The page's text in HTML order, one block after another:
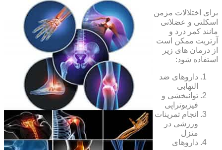
برای اختلالات مزمن
اسکلتی و عضلانی
مانند کمر درد و
آرتریت ممکن است
از درمان های زیر
استفاده شود:
داروهای ضد
التهابی
توانبخشی و
فیزیوتراپی
انجام تمرینات
ورزشی در
منزل
داروهای